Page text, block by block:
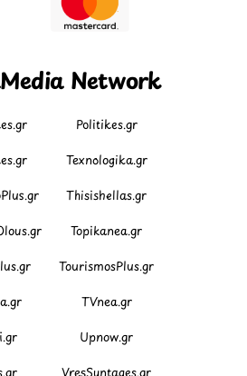
Network
Politikes.gr
Texnologika.gr
Thisishellas.gr
Topikanea.gr
TourismosPlus.gr
TVnea.gr
Upnow.gr
VresSyntages.gr